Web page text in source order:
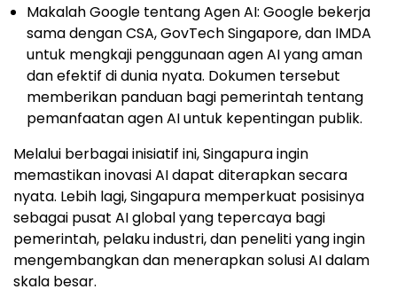
Makalah Google tentang Agen AI: Google bekerja
sama dengan CSA, GovTech Singapore, dan IMDA
untuk mengkaji penggunaan agen AI yang aman
dan efektif di dunia nyata. Dokumen tersebut
memberikan panduan bagi pemerintah tentang
pemanfaatan agen AI untuk kepentingan publik.
Melalui berbagai inisiatif ini, Singapura ingin
memastikan inovasi AI dapat diterapkan secara
nyata. Lebih lagi, Singapura memperkuat posisinya
sebagai pusat AI global yang tepercaya bagi
pemerintah, pelaku industri, dan peneliti yang ingin
mengembangkan dan menerapkan solusi AI dalam
skala besar.